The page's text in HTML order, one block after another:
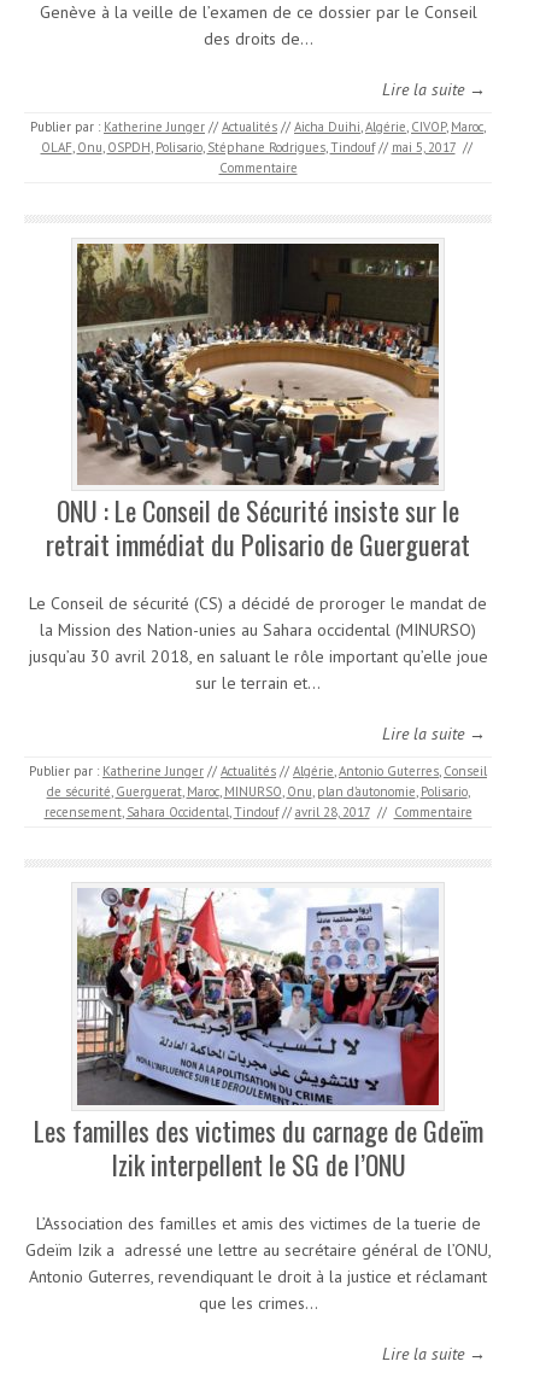
Genève à la veille de l’examen de ce dossier par le Conseil
des droits de…
Lire la suite →
Publier par : Katherine Junger // Actualités // Aicha Duihi,Algérie, CIVOP, Maroc,
OLAF, Onu, OSPDH, Polisario, Stéphane Rodrigues,Tindouf // mai 5, 2017 //
Commentaire
ONU : Le Conseil de Sécurité insiste sur le
retrait immédiat du Polisario de Guerguerat
Le Conseil de sécurité (CS) a décidé de proroger le mandat de
la Mission des Nation-unies au Sahara occidental (MINURSO)
jusqu’au 30 avril 2018, en saluant le rôle important qu’elle joue
sur le terrain et…
Lire la suite →
Publier par : Katherine Junger // Actualités // Algérie,Antonio Guterres, Conseil
de sécurité, Guerguerat, Maroc, MINURSO, Onu, plan d’autonomie, Polisario,
recensement, Sahara Occidental,Tindouf // avril 28, 2017 // Commentaire
Les familles des victimes du carnage de Gdeïm
Izik interpellent le SG de l’ONU
L’Association des familles et amis des victimes de la tuerie de
Gdeïm Izik a adressé une lettre au secrétaire général de l’ONU,
Antonio Guterres, revendiquant le droit à la justice et réclamant
que les crimes…
Lire la suite →